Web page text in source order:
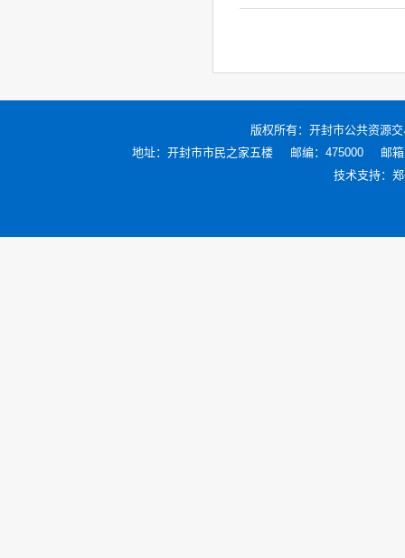
版权所有： 开封市公共资源
地址：开封市市民之家五楼
邮编：475000
邮
技术支持：